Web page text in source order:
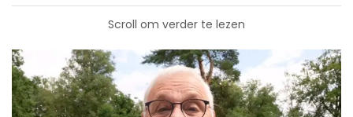
Scroll om verder te lezen